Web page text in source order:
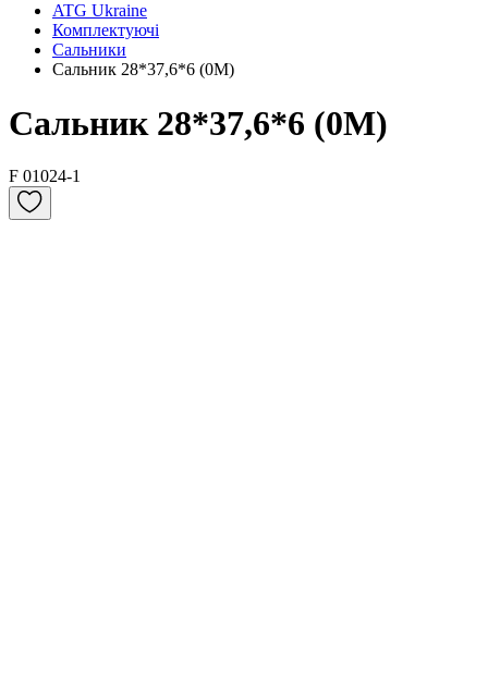
ATG Ukraine
Комплектуючі
Сальники
Сальник 28*37,6*6 (0M)
Сальник 28*37,6*6 (0M)
F 01024-1